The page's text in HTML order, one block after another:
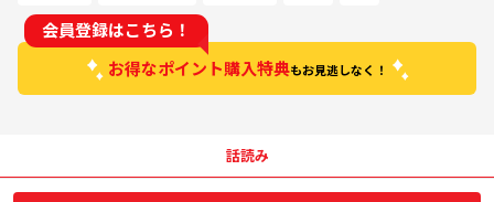
お得なポイント購入特典もお見逃しなく！
会員登録はこちら！
話読み